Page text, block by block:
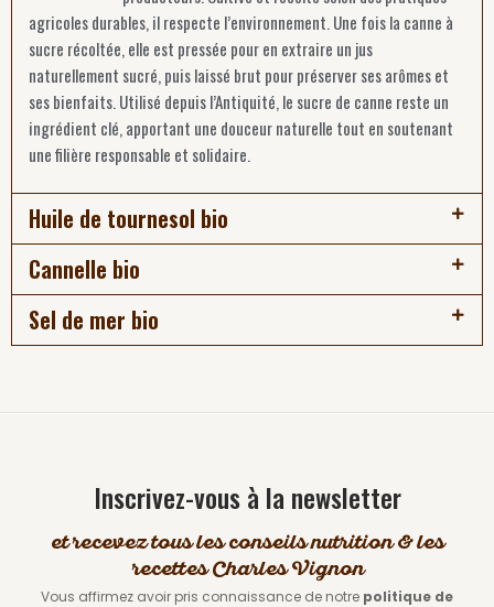
agricoles durables, il respecte l’environnement. Une fois la canne à
sucre récoltée, elle est pressée pour en extraire un jus
naturellement sucré, puis laissé brut pour préserver ses arômes et
ses bienfaits. Utilisé depuis l’Antiquité, le sucre de canne reste un
ingrédient clé, apportant une douceur naturelle tout en soutenant
une filière responsable et solidaire.
Huile de tournesol bio
Cannelle bio
Sel de mer bio
Inscrivez-vous à la newsletter
et recevez tous les conseils nutrition & les
recettes Charles Vignon
Vous affirmez avoir pris connaissance de notre politique de